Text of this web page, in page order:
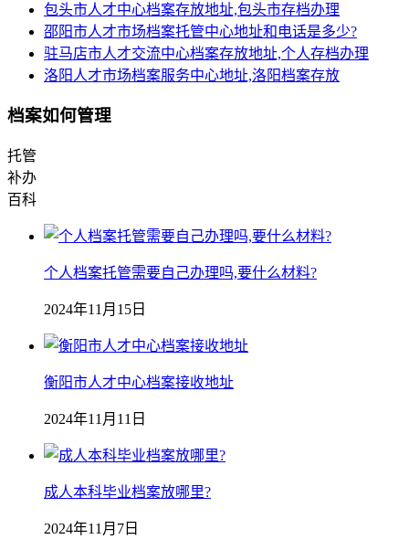
包头市人才中心档案存放地址,包头市存档办理
邵阳市人才市场档案托管中心地址和电话是多少?
驻马店市人才交流中心档案存放地址,个人存档办理
洛阳人才市场档案服务中心地址,洛阳档案存放
档案如何管理
托管
补办
百科
个人档案托管需要自己办理吗,要什么材料?
2024年11月15日
衡阳市人才中心档案接收地址
2024年11月11日
成人本科毕业档案放哪里?
2024年11月7日